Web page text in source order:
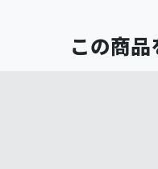
この商